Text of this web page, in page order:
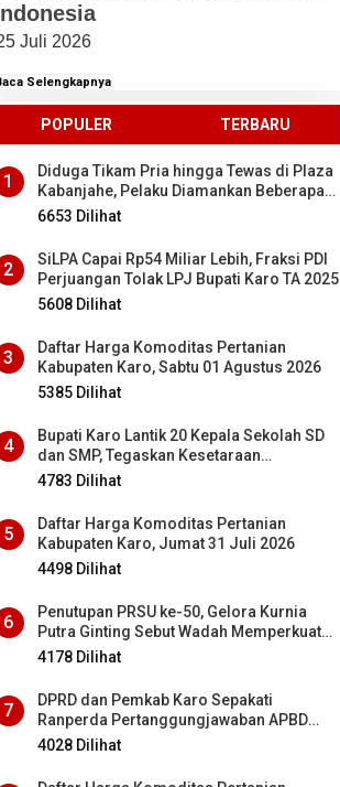
Juli 2026
Selengkapnya
POPULER TERBARU
1
Diduga Tikam Pria hingga Tewas di Plaza
Kabanjahe, Pelaku Diamankan Beberapa
Menit Setelah Kejadian, Ini Motifnya
6653 Dilihat
2
SiLPA Capai Rp54 Miliar Lebih, Fraksi PDI
Perjuangan Tolak LPJ Bupati Karo TA 2025
5608 Dilihat
3
Daftar Harga Komoditas Pertanian
Kabupaten Karo, Sabtu 01 Agustus 2026
5385 Dilihat
4
Bupati Karo Lantik 20 Kepala Sekolah SD
dan SMP, Tegaskan Kesetaraan
Kesempatan Bagi ASN PNS dan PPPK
4783 Dilihat
5
Daftar Harga Komoditas Pertanian
Kabupaten Karo, Jumat 31 Juli 2026
4498 Dilihat
6
Penutupan PRSU ke-50, Gelora Kurnia
Putra Ginting Sebut Wadah Memperkuat
Kolaborasi antardaerah di Sumut
4178 Dilihat
7
DPRD dan Pemkab Karo Sepakati
Ranperda Pertanggungjawaban APBD
2025 Jadi Perda
4028 Dilihat